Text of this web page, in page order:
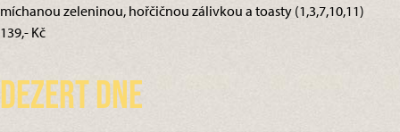
míchanou zeleninou, hořčičnou zálivkou a toasty (1,3,7,10,11)
139,- Kč
Dezert dne